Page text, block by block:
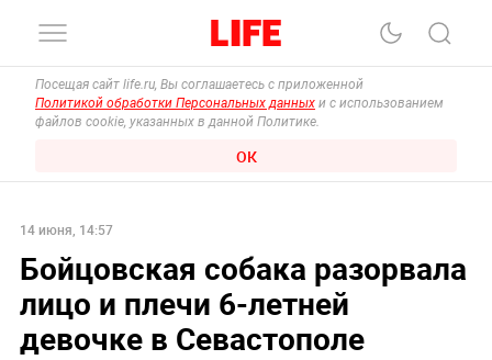
Посещая сайт life.ru, Вы соглашаетесь с приложенной
Политикой обработки Персональных данных и с использованием
файлов cookie, указанных в данной Политике.
ОК
14 июня, 14:57
Бойцовская собака разорвала
лицо и плечи 6-летней
девочке в Севастополе